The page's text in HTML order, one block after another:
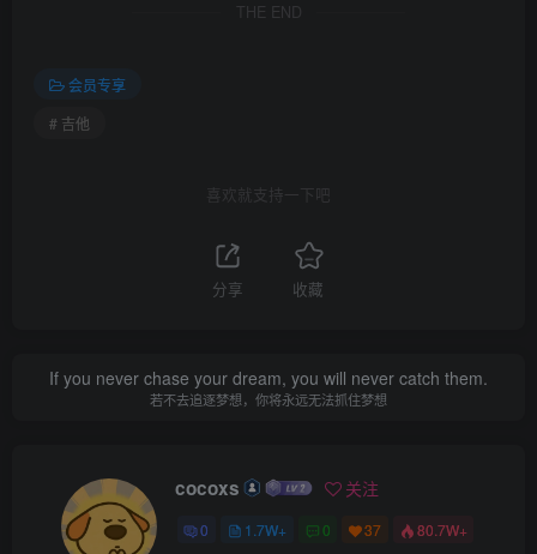
THE END
会员专享
# 吉他
喜欢就支持一下吧
分享 收藏
If you never chase your dream, you will never catch them.
若不去追逐梦想，你将永远无法抓住梦想
cocoxs 关注
0 1.7W+ 0 37 80.7W+